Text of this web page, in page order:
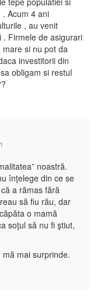
Acum 4 ani
, au venit
Firmele de asigurari
si nu pot da
investitorii din
obligam si restul
noastră.
înţelege din ce se
a rămas fără
să fiu rău, dar
o mamă
soţul să nu fi ştiut,
mai surprinde.